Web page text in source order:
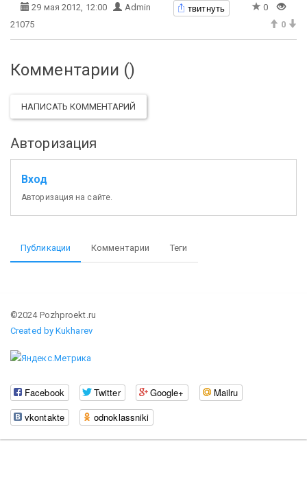
29 мая 2012, 12:00 Admin твитнуть
0
21075
0
Комментарии ()
НАПИСАТЬ КОММЕНТАРИЙ
Авторизация
Вход
Авторизация на сайте.
Публикации Комментарии Теги
©2024 Pozhproekt.ru
Created by Kukharev
Facebook Twitter Google+
Mailru
vkontakte
odnoklassniki